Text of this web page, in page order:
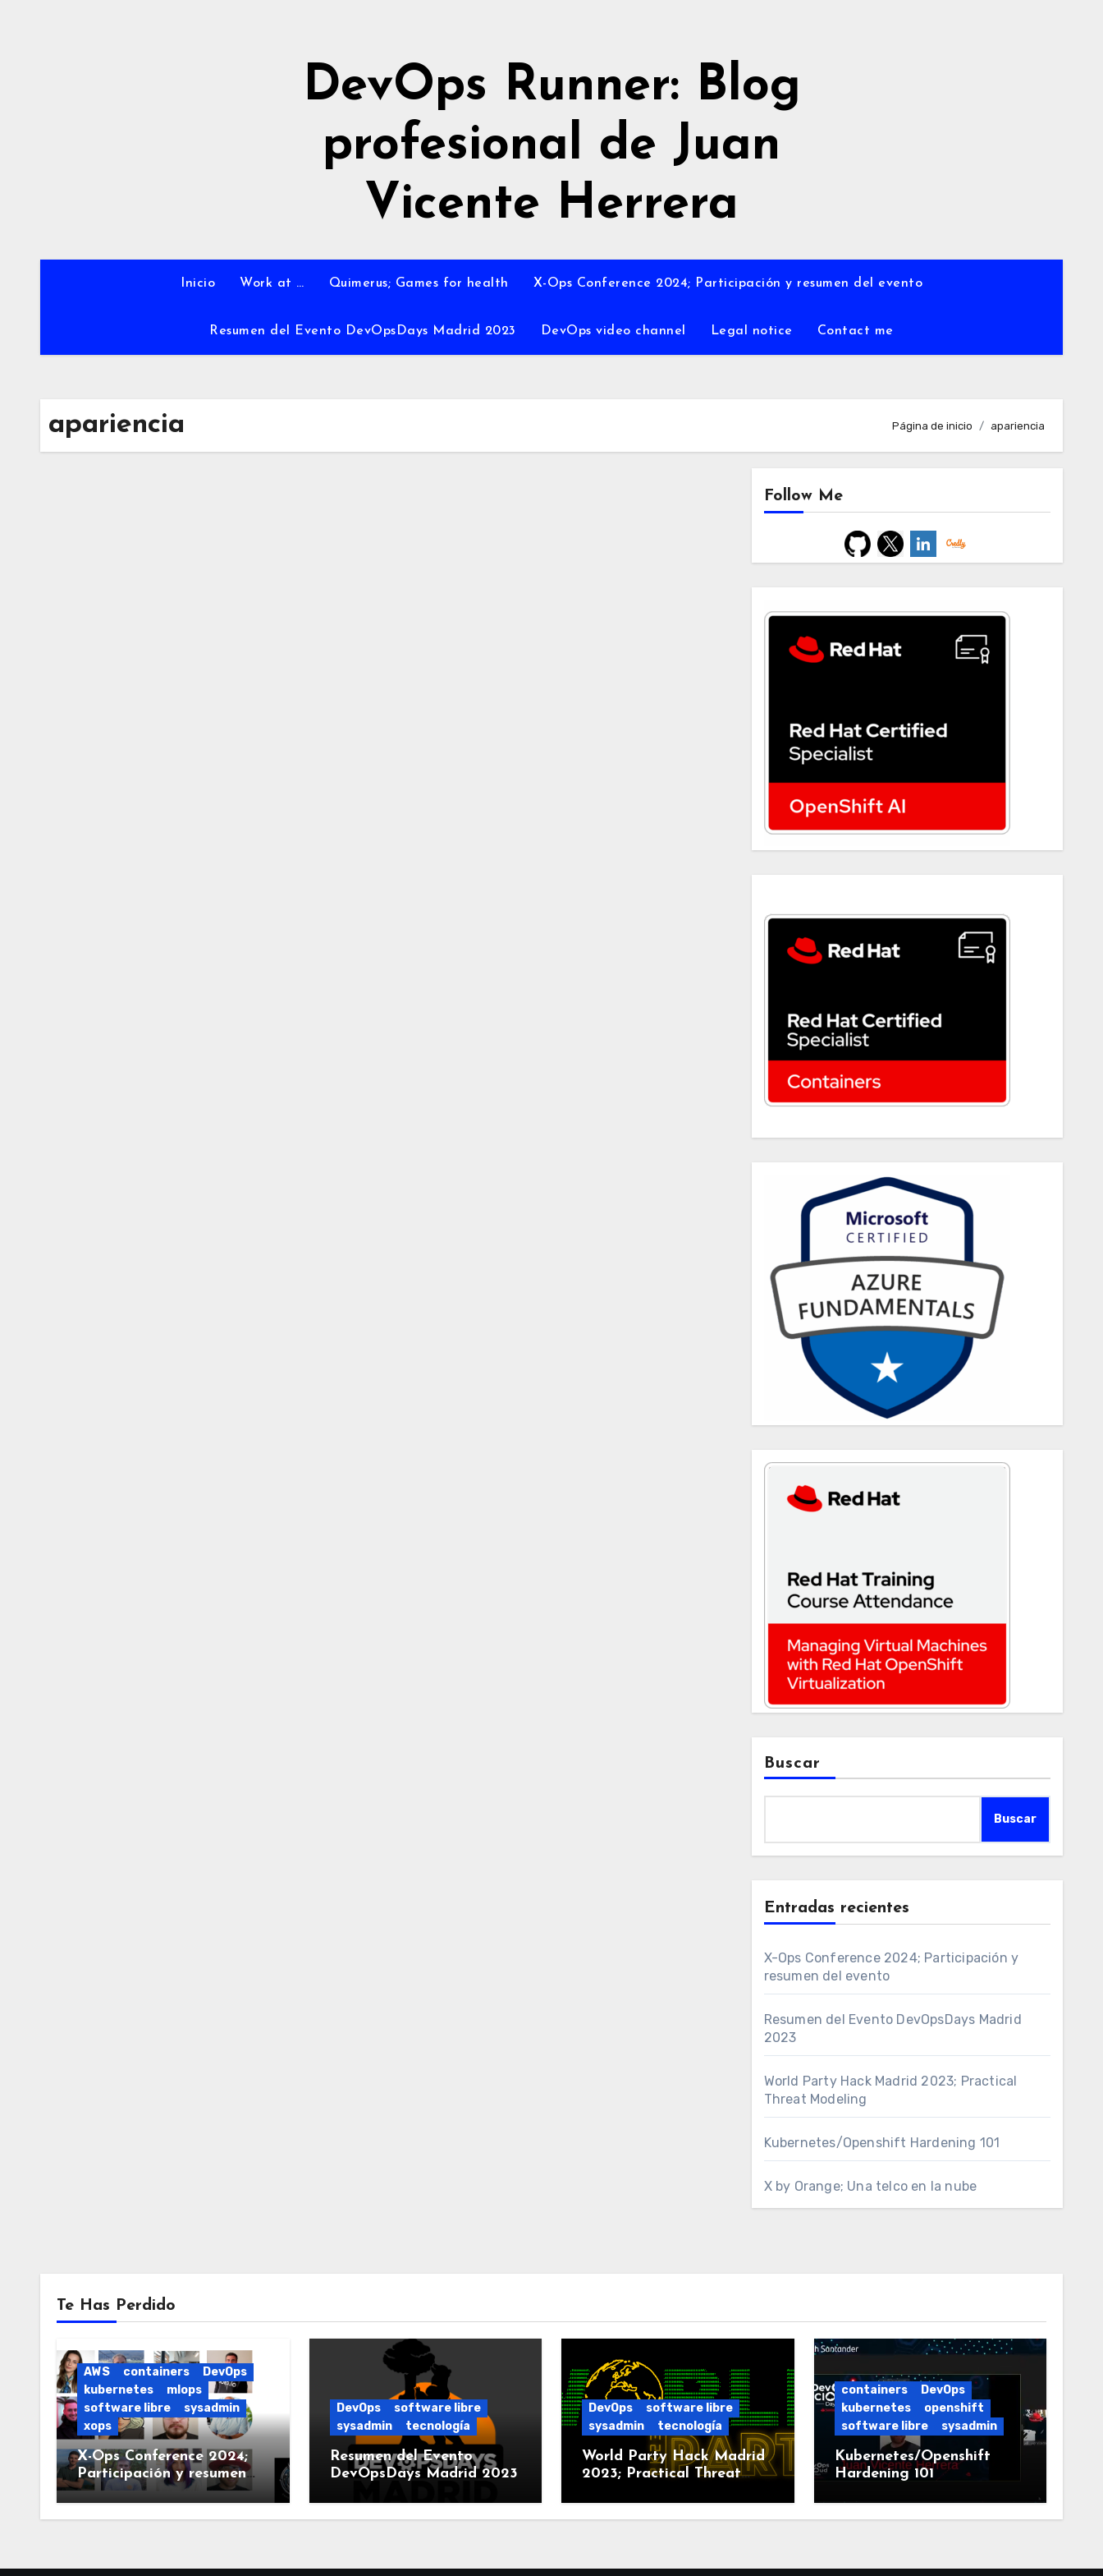
DevOps Runner: Blog
profesional de Juan
Vicente Herrera
Inicio Work at … Quimerus; Games for health X-Ops Conference 2024; Participación y resumen del evento
Resumen del Evento DevOpsDays Madrid 2023 DevOps video channel Legal notice Contact me
apariencia Página de inicio apariencia
Follow Me
Buscar
Buscar
Entradas recientes
X-Ops Conference 2024; Participación y
resumen del evento
Resumen del Evento DevOpsDays Madrid
2023
World Party Hack Madrid 2023; Practical
Threat Modeling
Kubernetes/Openshift Hardening 101
X by Orange; Una telco en la nube
Te Has Perdido
AWS containers
DevOps
kubernetes
mlops
software libre
sysadmin
xops
X-Ops Conference 2024;
Participación y resumen
del evento
DevOps
software libre
sysadmin
tecnología
Resumen del Evento
DevOpsDays Madrid 2023
DevOps
software libre
sysadmin
tecnología
World Party Hack Madrid
2023; Practical Threat
containers
DevOps
kubernetes
openshift
software libre
sysadmin
Kubernetes/Openshift
Hardening 101